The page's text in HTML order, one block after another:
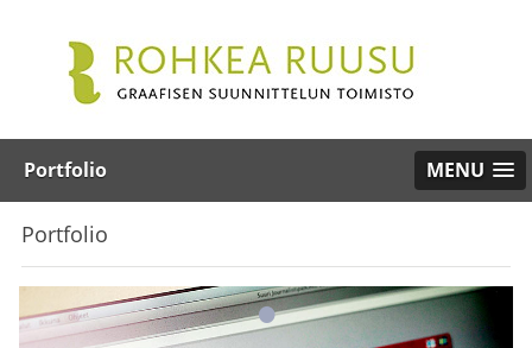
Portfolio MENU
Portfolio
•